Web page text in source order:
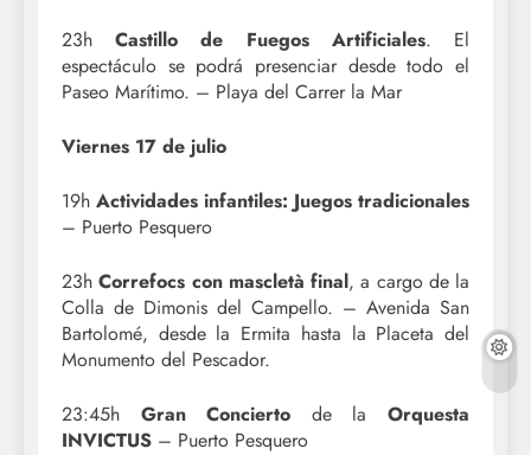
23hCastillo de Fuegos Artificiales. El
espectáculo se podrá presenciar desde todo el
Paseo Marítimo. – Playa del Carrer la Mar
Viernes 17 de julio
19h Actividades infantiles: Juegos tradicionales
– Puerto Pesquero
23hCorrefocs con mascletà final, a cargo de la
Colla de Dimonis del Campello. – Avenida San
Bartolomé, desde la Ermita hasta la Placeta del
Monumento del Pescador.
23:45h Gran Concierto de laOrquesta
INVICTUS – Puerto Pesquero